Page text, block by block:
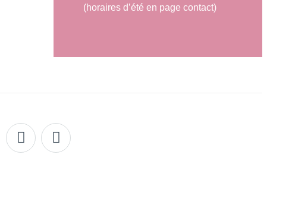
(horaires d’été en page contact)